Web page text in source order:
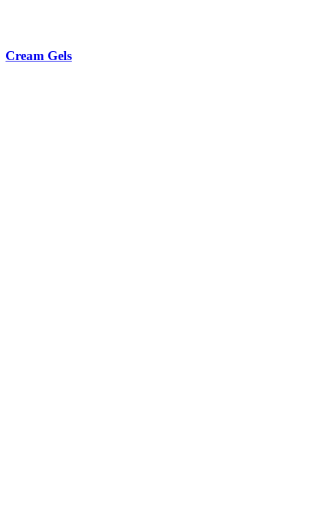
Cream Gels